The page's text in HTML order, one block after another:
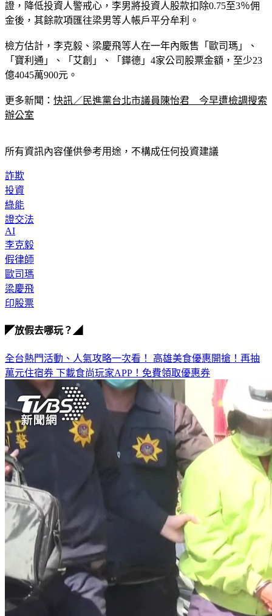
證，降低投資人警戒心，李男將投資人股款扣除0.75至3％佣
金後，其餘款項匯往梁男等人帳戶平分牟利。
檢方估計，李克毅、梁慶飛等人在一年內販售「歐司瑪」、
「寶利通」、「艾創」、「鏵德」4家公司股票金額，至少23
億4045萬900元。
更多新聞： 快訊／民進黨台北市議員陳怡君　今早遭檢調搜索
辦公室
所有資訊內容僅供參考用途，不構成任何投資建議
詐欺
投資
綠能
證交法
AI
李克毅
假律師
歐司瑪
梁慶飛
印股票
◤放假去哪玩？◢
全台熱門活動、人氣攻略一次看！ 高雄美食優惠開搶！再抽
萬元住宿券 下載食尚玩家APP！免費領取優惠券